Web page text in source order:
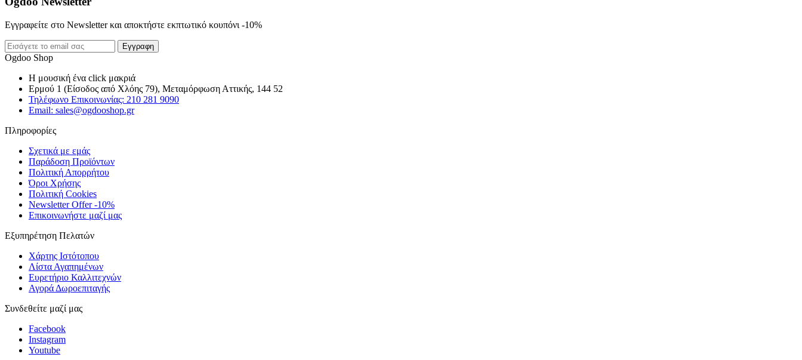
Εγγραφείτε στο Newsletter και αποκτήστε εκπτωτικό κουπόνι -10%
Εγγραφη
Ogdoo Shop
Η μουσική ένα click μακριά
Ερμού 1 (Είσοδος από Χλόης 79), Μεταμόρφωση Αττικής, 144 52
Τηλέφωνο Επικοινωνίας: 210 281 9090
Email: sales@ogdooshop.gr
Πληροφορίες
Σχετικά με εμάς
Παράδοση Προϊόντων
Πολιτική Απορρήτου
Όροι Χρήσης
Πολιτική Cookies
Newsletter Offer -10%
Επικοινωνήστε μαζί μας
Εξυπηρέτηση Πελατών
Χάρτης Ιστότοπου
Λίστα Αγαπημένων
Ευρετήριο Καλλιτεχνών
Αγορά Δωροεπιταγής
Συνδεθείτε μαζί μας
Facebook
Instagram
Youtube